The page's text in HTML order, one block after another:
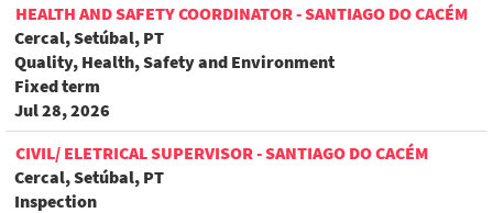
HEALTH AND SAFETY COORDINATOR - SANTIAGO DO CACÉM
Cercal, Setúbal, PT
Quality, Health, Safety and Environment
Fixed term
Jul 28, 2026
CIVIL/ ELETRICAL SUPERVISOR - SANTIAGO DO CACÉM
Cercal, Setúbal, PT
Inspection